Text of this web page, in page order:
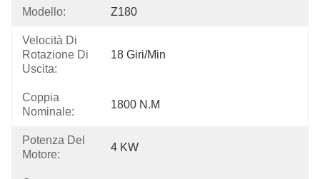
Modello: Z180
Velocità Di
Rotazione Di
Uscita:
18 Giri/min
Coppia
Nominale:
1800 N.m
Potenza Del
Motore:
4 KW